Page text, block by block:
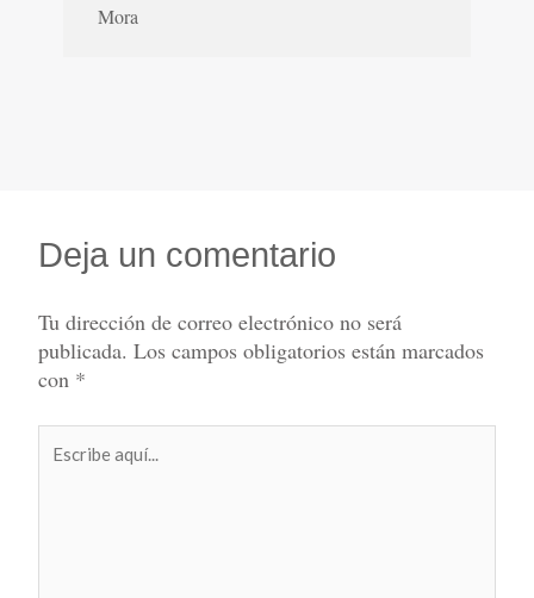
Mora
Deja un comentario
Tu dirección de correo electrónico no será
publicada. Los campos obligatorios están marcados
con *
aquí...